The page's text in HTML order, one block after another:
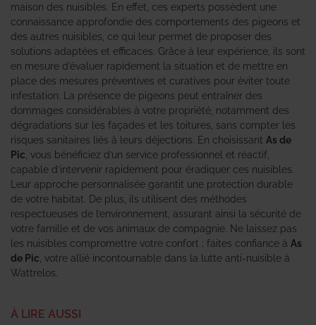
maison des nuisibles. En effet, ces experts possèdent une
connaissance approfondie des comportements des pigeons et
des autres nuisibles, ce qui leur permet de proposer des
solutions adaptées et efficaces. Grâce à leur expérience, ils sont
en mesure d’évaluer rapidement la situation et de mettre en
place des mesures préventives et curatives pour éviter toute
infestation. La présence de pigeons peut entraîner des
dommages considérables à votre propriété, notamment des
dégradations sur les façades et les toitures, sans compter les
risques sanitaires liés à leurs déjections. En choisissant As de
Pic , vous bénéficiez d’un service professionnel et réactif,
capable d’intervenir rapidement pour éradiquer ces nuisibles.
Leur approche personnalisée garantit une protection durable
de votre habitat. De plus, ils utilisent des méthodes
respectueuses de l’environnement, assurant ainsi la sécurité de
votre famille et de vos animaux de compagnie. Ne laissez pas
les nuisibles compromettre votre confort ; faites confiance à As
de Pic , votre allié incontournable dans la lutte anti-nuisible à
Wattrelos.
À LIRE AUSSI